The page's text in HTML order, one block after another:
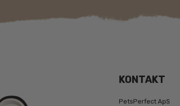
KONTAKT
PetsPerfect ApS